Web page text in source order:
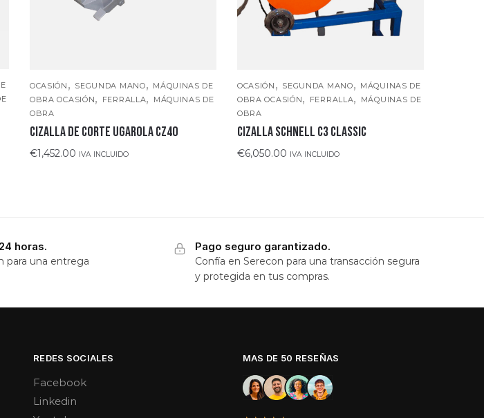
OCASIÓN , SEGUNDA MANO, MÁQUINAS DE
OBRA OCASIÓN, FERRALLA,
MÁQUINAS DE
OBRA
CIZALLA DE CORTE UGAROLA CZ40
€1,452.00 IVA INCLUIDO
OCASIÓN , SEGUNDA MANO, MÁQUINAS DE
OBRA OCASIÓN, FERRALLA,
MÁQUINAS DE
OBRA
CIZALLA SCHNELL C3 CLASSIC
€6,050.00 IVA INCLUIDO
horas.
para una entrega
Pago seguro garantizado.
Confía en Serecon para una transacción segura
y protegida en tus compras.
REDES SOCIALES
Facebook
Linkedin
MAS DE 50 RESEÑAS